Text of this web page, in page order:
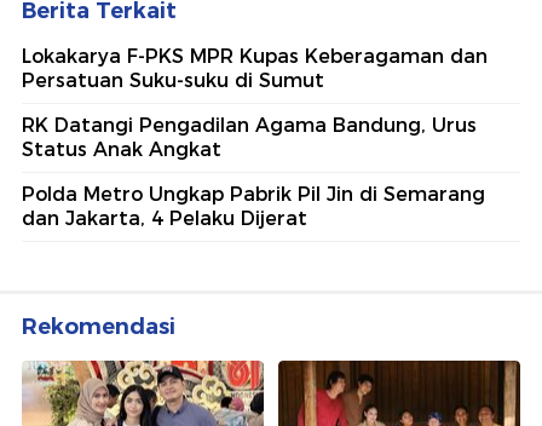
Berita Terkait
Lokakarya F-PKS MPR Kupas Keberagaman dan
Persatuan Suku-suku di Sumut
RK Datangi Pengadilan Agama Bandung, Urus
Status Anak Angkat
Polda Metro Ungkap Pabrik Pil Jin di Semarang
dan Jakarta, 4 Pelaku Dijerat
Rekomendasi